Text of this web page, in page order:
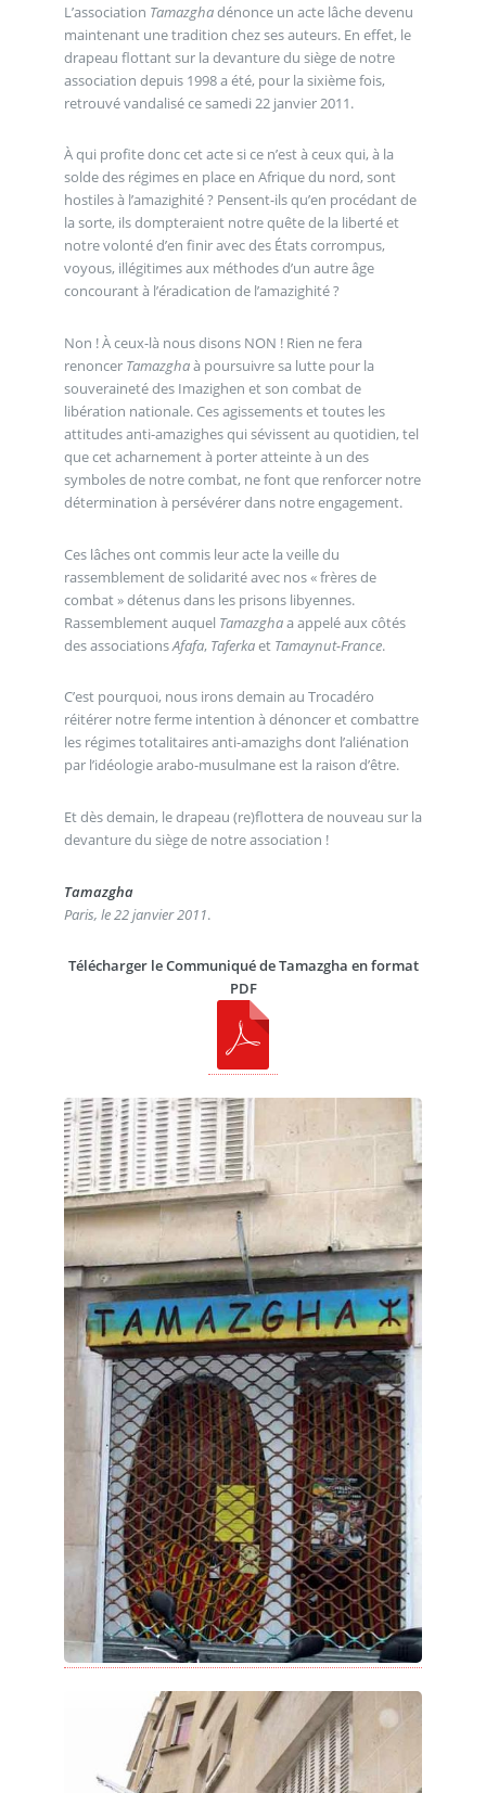
L’association Tamazghadénonce un acte lâche devenu
maintenant une tradition chez ses auteurs. En effet, le
drapeau flottant sur la devanture du siège de notre
association depuis 1998 a été, pour la sixième fois,
retrouvé vandalisé ce samedi 22 janvier 2011.
À qui profite donc cet acte si ce n’est à ceux qui, à la
solde des régimes en place en Afrique du nord, sont
hostiles à l’amazighité ? Pensent-ils qu’en procédant de
la sorte, ils dompteraient notre quête de la liberté et
notre volonté d’en finir avec des États corrompus,
voyous, illégitimes aux méthodes d’un autre âge
concourant à l’éradication de l’amazighité ?
Non ! À ceux-là nous disons NON ! Rien ne fera
renoncer Tamazghaà poursuivre sa lutte pour la
souveraineté des Imazighen et son combat de
libération nationale. Ces agissements et toutes les
attitudes anti-amazighes qui sévissent au quotidien, tel
que cet acharnement à porter atteinte à un des
symboles de notre combat, ne font que renforcer notre
détermination à persévérer dans notre engagement.
Ces lâches ont commis leur acte la veille du
rassemblement de solidarité avec nos « frères de
combat » détenus dans les prisons libyennes.
Rassemblement auquel Tamazghaa appelé aux côtés
des associationsAfafa, Taferkaet Tamaynut-France.
C’est pourquoi, nous irons demain au Trocadéro
réitérer notre ferme intention à dénoncer et combattre
les régimes totalitaires anti-amazighs dont l’aliénation
par l’idéologie arabo-musulmane est la raison d’être.
Et dès demain, le drapeau (re)flottera de nouveau sur la
devanture du siège de notre association !
Tamazgha
Paris, le 22 janvier 2011.
Télécharger le Communiqué de Tamazgha en format
PDF